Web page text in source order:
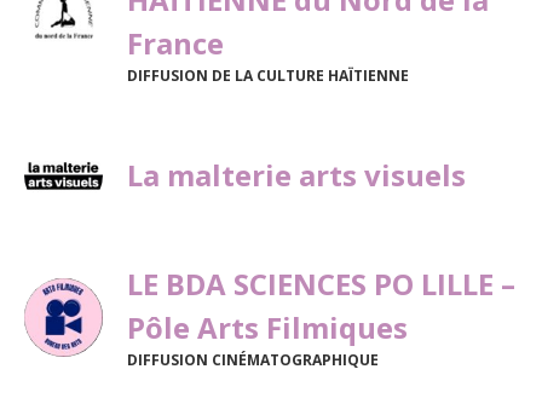
France
DIFFUSION DE LA CULTURE HAÏTIENNE
La malterie arts visuels
LE BDA SCIENCES PO LILLE –
Pôle Arts Filmiques
DIFFUSION CINÉMATOGRAPHIQUE